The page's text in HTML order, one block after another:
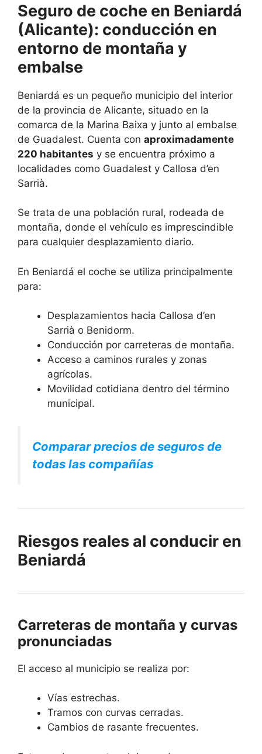
Seguro de coche en Beniardá
(Alicante): conducción en
entorno de montaña y
embalse
Beniardá es un pequeño municipio del interior
de la provincia de Alicante, situado en la
comarca de la Marina Baixa y junto al embalse
de Guadalest. Cuenta con aproximadamente
220 habitantes y se encuentra próximo a
localidades como Guadalest y Callosa d’en
Sarrià.
Se trata de una población rural, rodeada de
montaña, donde el vehículo es imprescindible
para cualquier desplazamiento diario.
En Beniardá el coche se utiliza principalmente
para:
Desplazamientos hacia Callosa d’en
Sarrià o Benidorm.
Conducción por carreteras de montaña.
Acceso a caminos rurales y zonas
agrícolas.
Movilidad cotidiana dentro del término
municipal.
Comparar precios de seguros de
todas las compañías
Riesgos reales al conducir en
Beniardá
Carreteras de montaña y curvas
pronunciadas
El acceso al municipio se realiza por:
Vías estrechas.
Tramos con curvas cerradas.
Cambios de rasante frecuentes.